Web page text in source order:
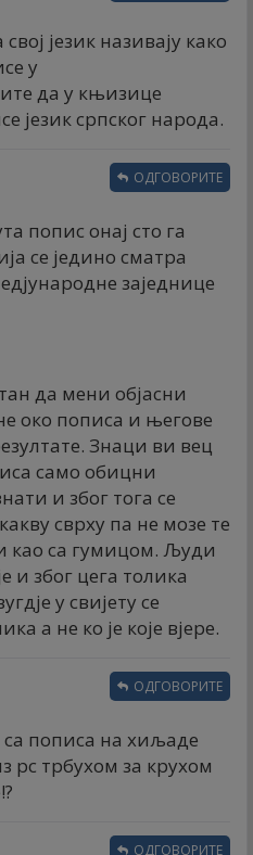
језик називају како
у
да у књизице
језик српског народа.
попис онај сто га
се једино сматра
заједнице
ОДГОВОРИТЕ
да мени објасни
око пописа и његове
Знаци ви вец
само обицни
и због тога се
сврху па не мозе те
као са гумицом. Људи
и због цега толика
у свијету се
а не ко је које вјере.
пописа на хиљаде
рс трбухом за крухом
ОДГОВОРИТЕ
ОДГОВОРИТЕ